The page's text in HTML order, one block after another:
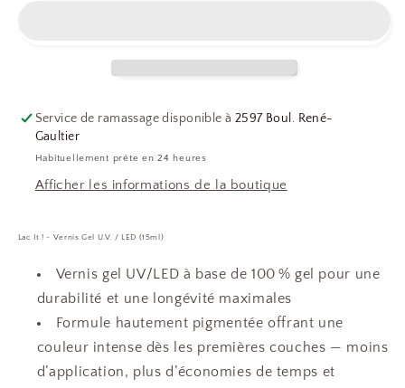
Service de ramassage disponible à 2597 Boul. René-
Gaultier
Habituellement prête en 24 heures
Afficher les informations de la boutique
Lac It ! - Vernis Gel U.V. / LED (15ml)
Vernis gel UV/LED à base de 100 % gel pour une
durabilité et une longévité maximales
Formule hautement pigmentée offrant une
couleur intense dès les premières couches — moins
d’application, plus d’économies de temps et